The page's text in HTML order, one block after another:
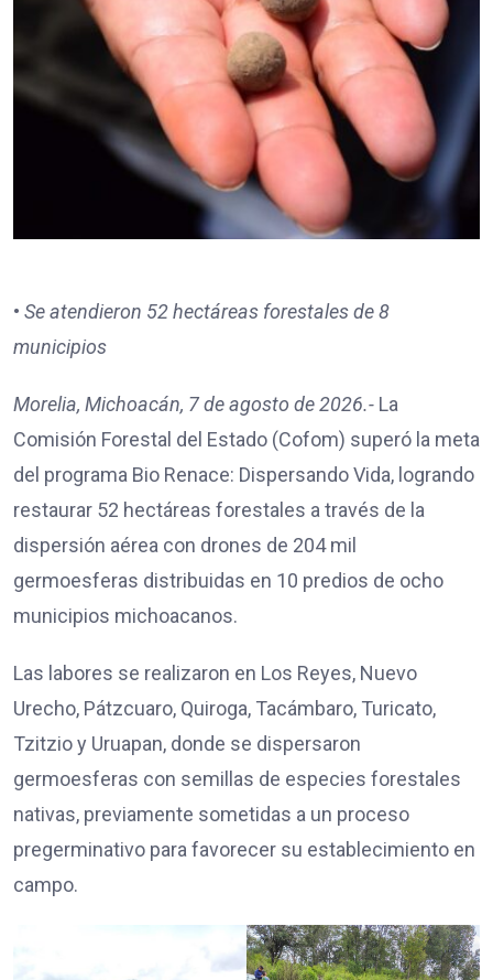
• Se atendieron 52 hectáreas forestales de 8
municipios
Morelia, Michoacán, 7 de agosto de 2026.- La
Comisión Forestal del Estado (Cofom) superó la meta
del programa Bio Renace: Dispersando Vida, logrando
restaurar 52 hectáreas forestales a través de la
dispersión aérea con drones de 204 mil
germoesferas distribuidas en 10 predios de ocho
municipios michoacanos.
Las labores se realizaron en Los Reyes, Nuevo
Urecho, Pátzcuaro, Quiroga, Tacámbaro, Turicato,
Tzitzio y Uruapan, donde se dispersaron
germoesferas con semillas de especies forestales
nativas, previamente sometidas a un proceso
pregerminativo para favorecer su establecimiento en
campo.